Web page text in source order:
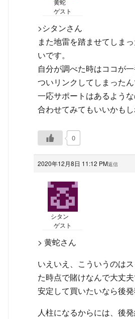
ゲスト
>シタンさん
また地雷を踏ませてしま
いです。
自分が調べた時はココが一
ついリンクしてしまったん
一応サポートはあるよう
合わせてみてもいいかもし
0
2020年12月8日 11:12 PM返信
シタン
ゲスト
> 黄蛇さん
いえいえ、こういうのは
た時点で賭けなんで大丈夫
安定して買いたいなら後発
人柱になるからには、後